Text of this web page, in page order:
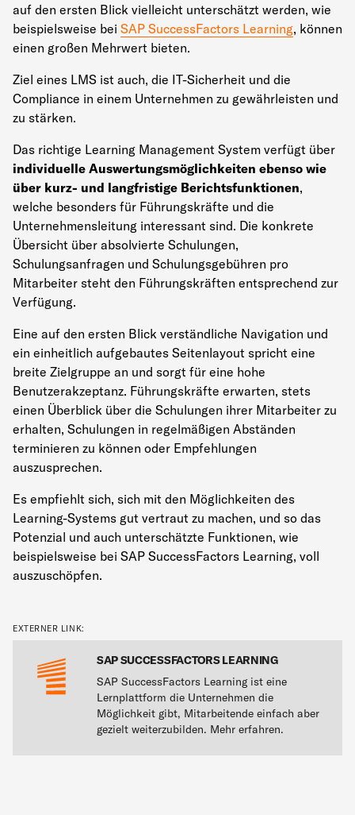
auf den ersten Blick vielleicht unterschätzt werden, wie
beispielsweise bei SAP SuccessFactors Learning, können
einen großen Mehrwert bieten.
Ziel eines LMS ist auch, die IT-Sicherheit und die
Compliance in einem Unternehmen zu gewährleisten und
zu stärken.
Das richtige Learning Management System verfügt über
individuelle Auswertungsmöglichkeiten ebenso wie
über kurz- und langfristige Berichtsfunktionen,
welche besonders für Führungskräfte und die
Unternehmensleitung interessant sind. Die konkrete
Übersicht über absolvierte Schulungen,
Schulungsanfragen und Schulungsgebühren pro
Mitarbeiter steht den Führungskräften entsprechend zur
Verfügung.
Eine auf den ersten Blick verständliche Navigation und
ein einheitlich aufgebautes Seitenlayout spricht eine
breite Zielgruppe an und sorgt für eine hohe
Benutzerakzeptanz. Führungskräfte erwarten, stets
einen Überblick über die Schulungen ihrer Mitarbeiter zu
erhalten, Schulungen in regelmäßigen Abständen
terminieren zu können oder Empfehlungen
auszusprechen.
Es empfiehlt sich, sich mit den Möglichkeiten des
Learning-Systems gut vertraut zu machen, und so das
Potenzial und auch unterschätzte Funktionen, wie
beispielsweise bei SAP SuccessFactors Learning, voll
auszuschöpfen.
EXTERNER LINK:
SAP SUCCESSFACTORS LEARNING
SAP SuccessFactors Learning ist eine
Lernplattform die Unternehmen die
Möglichkeit gibt, Mitarbeitende einfach aber
gezielt weiterzubilden. Mehr erfahren.